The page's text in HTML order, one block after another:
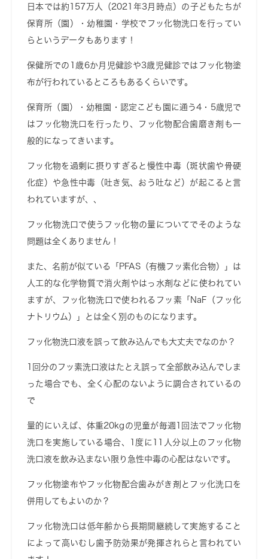
日本では約157万人（2021年3月時点）の子どもたちが
保育所（園）・幼稚園・学校でフッ化物洗口を行ってい
らというデータもあります！
保健所での1歳6か月児健診や3歳児健診ではフッ化物塗
布が行われているところもあるくらいです。
保育所（園）・幼稚園・認定こども園に通う4・5歳児で
はフッ化物洗口を行ったり、フッ化物配合歯磨き剤も一
般的になってきいます。
フッ化物を過剰に摂りすぎると慢性中毒（斑状歯や骨硬
化症）や急性中毒（吐き気、おう吐など）が起こると言
われていますが、、
フッ化物洗口で使うフッ化物の量についてでそのような
問題は全くありません！
また、名前が似ている「PFAS（有機フッ素化合物）」は
人工的な化学物質で消火剤やはっ水剤などに使われてい
ますが、フッ化物洗口で使われるフッ素「NaF（フッ化
ナトリウム）」とは全く別のものになります。
フッ化物洗口液を誤って飲み込んでも大丈夫でなのか？
1回分のフッ素洗口液はたとえ誤って全部飲み込んでしま
った場合でも、全く心配のないように調合されているの
で
量的にいえば、体重20kgの児童が毎週1回法でフッ化物
洗口を実施している場合、1度に11人分以上のフッ化物
洗口液を飲み込まない限り急性中毒の心配はないです。
フッ化物塗布やフッ化物配合歯みがき剤とフッ化洗口を
併用してもよいのか？
フッ化物洗口は低年齢から長期間継続して実施すること
によって高いむし歯予防効果が発揮されらと言われてい